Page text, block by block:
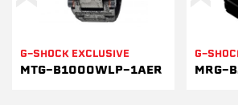
G-SHOCK EXCLUSIVE
MTG-B1000WLP-1AER
G-
MRG-